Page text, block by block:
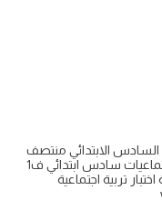
السادس الابتدائي منتصف
الفصل الدراسي الاول تنزيل نموذج اختبار اجتماعيات سادس ابتدائي ف1
1446 حلول اسئلة اختبار تربية اجتماعية